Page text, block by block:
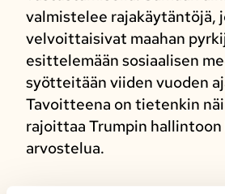
valmistelee rajakäytäntöjä,
velvoittaisivat maahan
esittelemään sosiaalisen
syötteitään viiden vuoden
Tavoitteena on tietenkin
rajoittaa Trumpin hallintoon
arvostelua.